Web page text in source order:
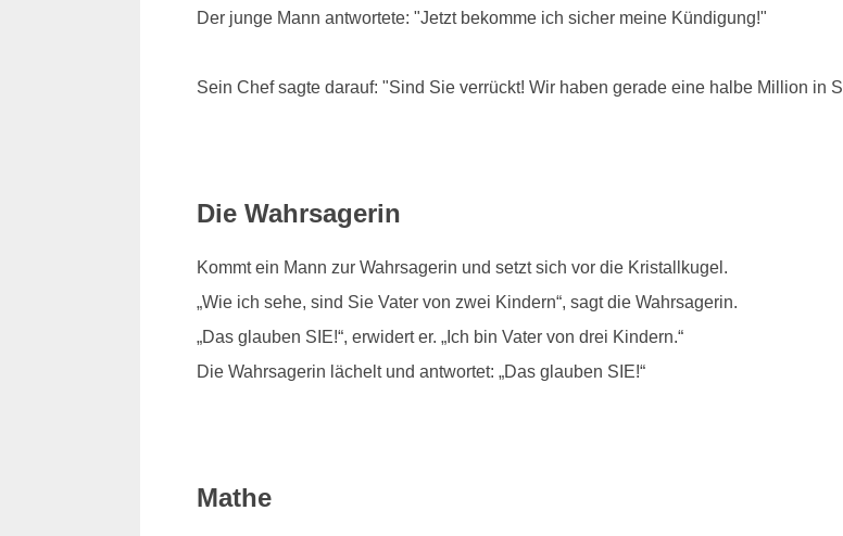
Der junge Mann antwortete: "Jetzt bekomme ich sicher meine Kündigung!"
Sein Chef sagte darauf: "Sind Sie verrückt! Wir haben gerade eine halbe Million in
Die Wahrsagerin
Kommt ein Mann zur Wahrsagerin und setzt sich vor die Kristallkugel.
„Wie ich sehe, sind Sie Vater von zwei Kindern“, sagt die Wahrsagerin.
„Das glauben SIE!“, erwidert er. „Ich bin Vater von drei Kindern.“
Die Wahrsagerin lächelt und antwortet: „Das glauben SIE!“
Mathe